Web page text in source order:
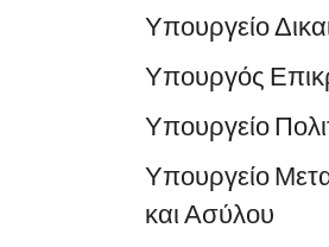
Υπουργείο
Υπουργός
Υπουργείο
Υπουργείο
και Ασύλου